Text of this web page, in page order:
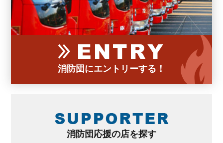
消防団にエントリーする！
消防団応援の店を探す